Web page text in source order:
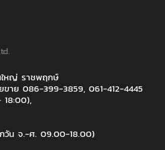
ใหญ่ ราชพฤกษ์
ขาย 086-399-3859, 061-412-4445
วัน จ.-ศ. 09.00-18.00)